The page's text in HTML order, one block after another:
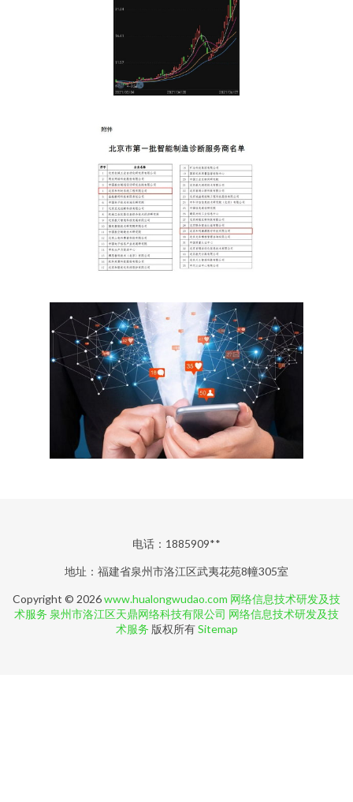
电话：1885909**
地址：福建省泉州市洛江区武夷花苑8幢305室
Copyright © 2026www.hualongwudao.com 网络信息技术研发及技
术服务 泉州市洛江区天鼎网络科技有限公司 网络信息技术研发及技
术服务 版权所有Sitemap